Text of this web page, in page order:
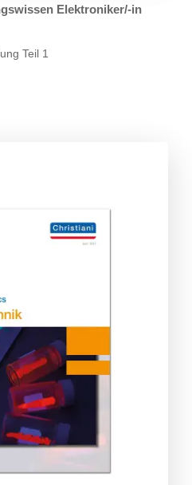
Elektroniker/-in
Teil 1